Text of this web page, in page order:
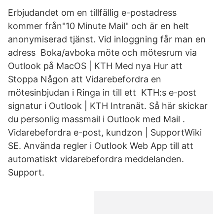
Erbjudandet om en tillfällig e-postadress
kommer från"10 Minute Mail" och är en helt
anonymiserad tjänst. Vid inloggning får man en
adress Boka/avboka möte och mötesrum via
Outlook på MacOS | KTH Med nya Hur att
Stoppa Någon att Vidarebefordra en
mötesinbjudan i Ringa in till ett KTH:s e-post
signatur i Outlook | KTH Intranät. Så här skickar
du personlig massmail i Outlook med Mail .
Vidarebefordra e-post, kundzon | SupportWiki
SE. Använda regler i Outlook Web App till att
automatiskt vidarebefordra meddelanden.
Support.